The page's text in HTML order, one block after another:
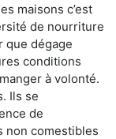
maisons c’est
de nourriture
que dégage
conditions
à volonté.
Ils se
de
non comestibles